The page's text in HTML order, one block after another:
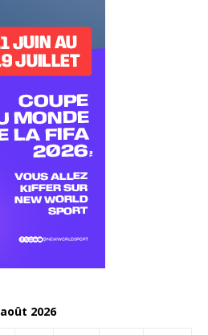
août 2026